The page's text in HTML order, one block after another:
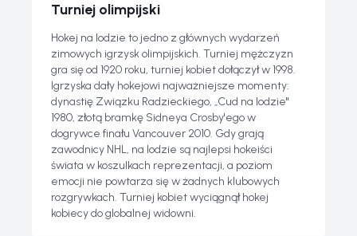
Turniej olimpijski
Hokej na lodzie to jedno z głównych wydarzeń
zimowych igrzysk olimpijskich. Turniej mężczyzn
gra się od 1920 roku, turniej kobiet dołączył w 1998.
Igrzyska dały hokejowi najważniejsze momenty:
dynastię Związku Radzieckiego, „Cud na lodzie"
1980, złotą bramkę Sidneya Crosby'ego w
dogrywce finału Vancouver 2010. Gdy grają
zawodnicy NHL, na lodzie są najlepsi hokeiści
świata w koszulkach reprezentacji, a poziom
emocji nie powtarza się w żadnych klubowych
rozgrywkach. Turniej kobiet wyciągnął hokej
kobiecy do globalnej widowni.